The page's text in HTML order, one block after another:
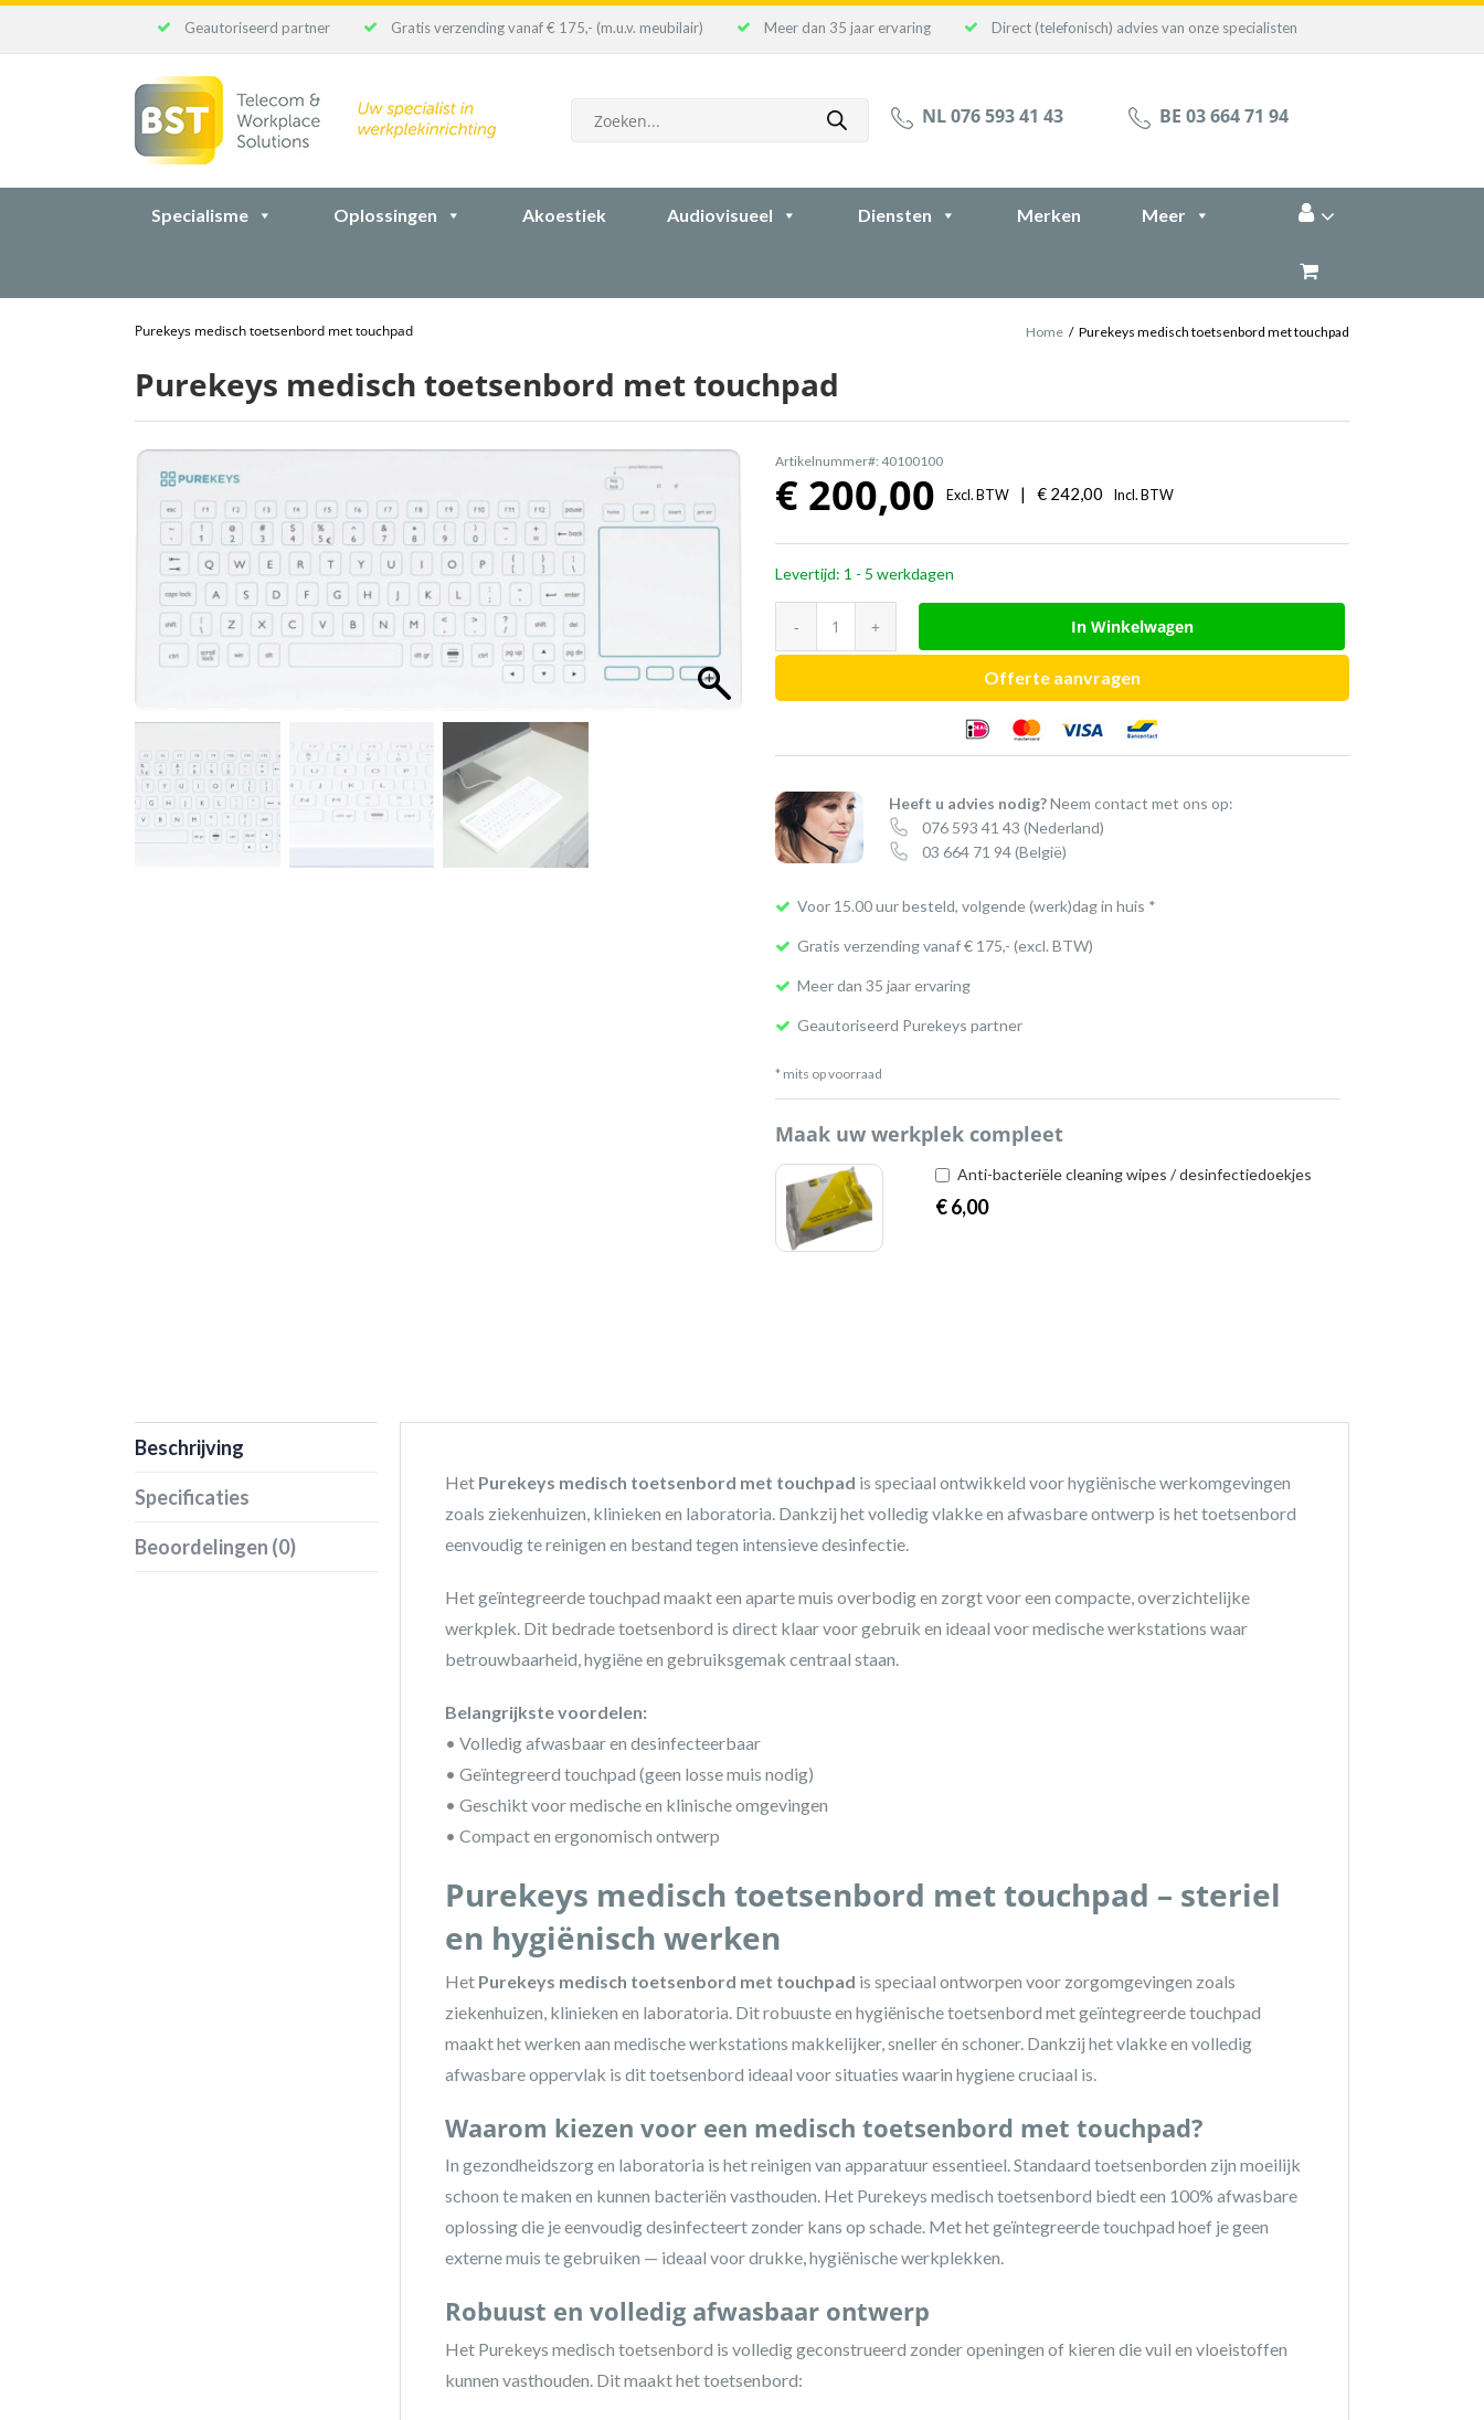
Geautoriseerd partner Gratis verzending vanaf € 175,- (m.u.v. meubilair) Meer dan 35 jaar ervaring Direct (telefonisch) advies van onze specialisten
zoeken NL 076 593 41 43 BE 03 664 71 94
Specialisme Oplossingen Akoestiek Audiovisueel Diensten Merken Meer
Purekeys medisch toetsenbord met touchpad Home / Purekeys medisch toetsenbord met touchpad
Purekeys medisch toetsenbord met touchpad
Artikelnummer#: 40100100
€ 200,00 Excl. BTW | € 242,00 Incl. BTW
Levertijd: 1 - 5 werkdagen
Maak uw werkplek compleet
Anti-bacteriële cleaning wipes / desinfectiedoekjes
€6,00
Purekeys
medisch
In Winkelwagen
Offerte aanvragen
Heeft u advies nodig?Neem contact met ons op:
076 593 41 43 (Nederland)
03 664 71 94(België)
Voor 15.00 uur besteld, volgende (werk)dag in huis *
Gratis verzending vanaf € 175,- (excl. BTW)
Meer dan 35 jaar ervaring
Geautoriseerd Purekeys partner
* mits op voorraad
Beschrijving
Specificaties
Beoordelingen (0)
Het Purekeys medisch toetsenbord met touchpad is speciaal ontwikkeld voor hygiënische werkomgevingen
zoals ziekenhuizen, klinieken en laboratoria. Dankzij het volledig vlakke en afwasbare ontwerp is het toetsenbord
eenvoudig te reinigen en bestand tegen intensieve desinfectie.
Het geïntegreerde touchpad maakt een aparte muis overbodig en zorgt voor een compacte, overzichtelijke
werkplek. Dit bedrade toetsenbord is direct klaar voor gebruik en ideaal voor medische werkstations waar
betrouwbaarheid, hygiëne en gebruiksgemak centraal staan.
Belangrijkste voordelen:
• Volledig afwasbaar en desinfecteerbaar
• Geïntegreerd touchpad (geen losse muis nodig)
• Geschikt voor medische en klinische omgevingen
• Compact en ergonomisch ontwerp
Purekeys medisch toetsenbord met touchpad – steriel
en hygiënisch werken
Het Purekeys medisch toetsenbord met touchpad is speciaal ontworpen voor zorgomgevingen zoals
ziekenhuizen, klinieken en laboratoria. Dit robuuste en hygiënische toetsenbord met geïntegreerde touchpad
maakt het werken aan medische werkstations makkelijker, sneller én schoner. Dankzij het vlakke en volledig
afwasbare oppervlak is dit toetsenbord ideaal voor situaties waarin hygiene cruciaal is.
Waarom kiezen voor een medisch toetsenbord met touchpad?
In gezondheidszorg en laboratoria is het reinigen van apparatuur essentieel. Standaard toetsenborden zijn moeilijk
schoon te maken en kunnen bacteriën vasthouden. Het Purekeys medisch toetsenbord biedt een 100% afwasbare
oplossing die je eenvoudig desinfecteert zonder kans op schade. Met het geïntegreerde touchpad hoef je geen
externe muis te gebruiken — ideaal voor drukke, hygiënische werkplekken.
Robuust en volledig afwasbaar ontwerp
Het Purekeys medisch toetsenbord is volledig geconstrueerd zonder openingen of kieren die vuil en vloeistoffen
kunnen vasthouden. Dit maakt het toetsenbord: